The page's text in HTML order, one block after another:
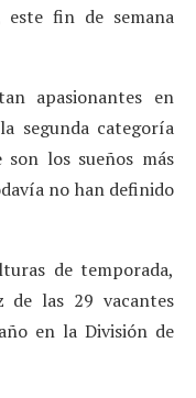
este fin de semana
apasionantes en
segunda categoría
los sueños más
no han definido
de temporada,
de las 29 vacantes
en la División de